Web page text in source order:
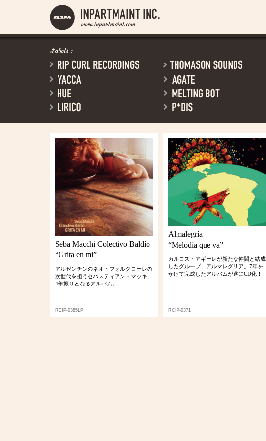
Seba Macchi Colectivo Baldío
“Grita en mi”
アルゼンチンのネオ・フォルクローレの
次世代を担うセバスティアン・マッキ、
4年振りとなるアルバム。
RCIP-0385LP
Almalegría
“Melodía que va”
カルロス・アギーレが新たな仲間と結成
したグループ、アルマレグリア。7年を
かけて完成したアルバムが遂にCD化！
RCIP-0371